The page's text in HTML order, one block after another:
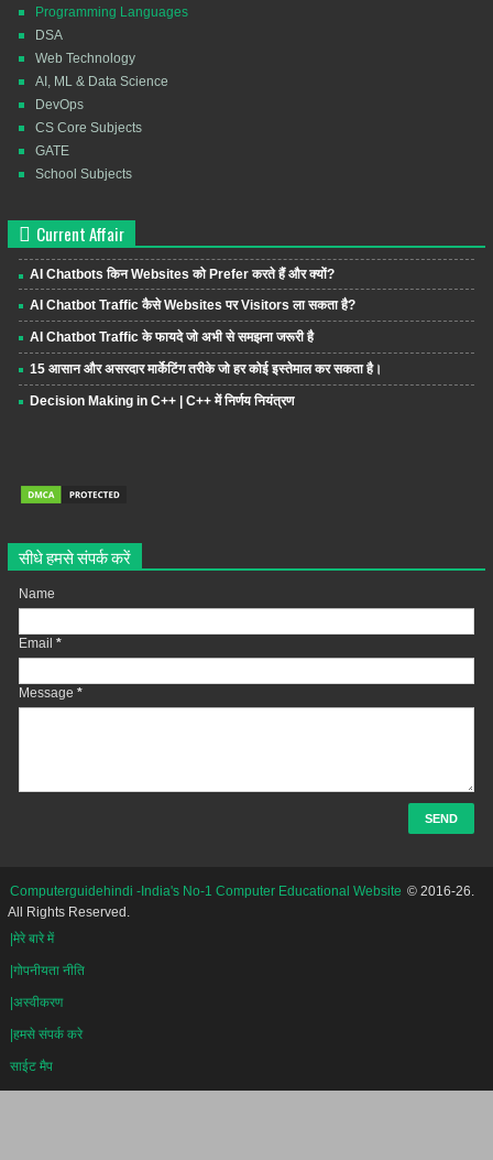
Programming Languages
DSA
Web Technology
AI, ML & Data Science
DevOps
CS Core Subjects
GATE
School Subjects
Current Affair
AI Chatbots किन Websites को Prefer करते हैं और क्यों?
AI Chatbot Traffic कैसे Websites पर Visitors ला सकता है?
AI Chatbot Traffic के फायदे जो अभी से समझना जरूरी है
15 आसान और असरदार मार्केटिंग तरीके जो हर कोई इस्तेमाल कर सकता है।
Decision Making in C++ | C++ में निर्णय नियंत्रण
सीधे हमसे संपर्क करें
Name
Email *
Message *
Computerguidehindi -India's No-1 Computer Educational Website © 2016-26.
All Rights Reserved.
|मेरे बारे में
|गोपनीयता नीति
|अस्वीकरण
|हमसे संपर्क करे
साईट मैप